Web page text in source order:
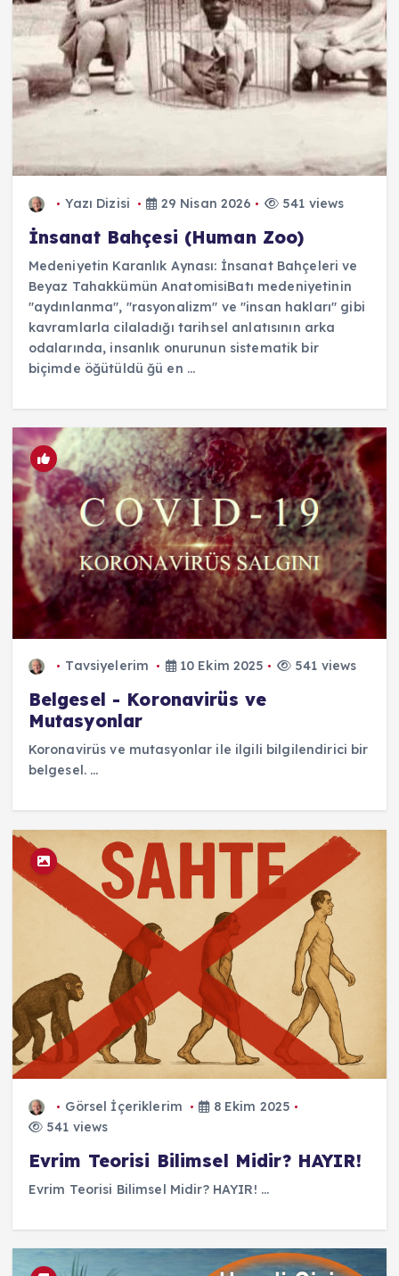
Yazı Dizisi 29 Nisan 2026 541 views
İnsanat Bahçesi (Human Zoo)
Medeniyetin Karanlık Aynası: İnsanat Bahçeleri ve
Beyaz Tahakkümün AnatomisiBatı medeniyetinin
"aydınlanma", "rasyonalizm" ve "insan hakları" gibi
kavramlarla cilaladığı tarihsel anlatısının arka
odalarında, insanlık onurunun sistematik bir
biçimde öğütüldü ğü en ...
Tavsiyelerim 10 Ekim 2025 541 views
Belgesel - Koronavirüs ve
Mutasyonlar
Koronavirüs ve mutasyonlar ile ilgili bilgilendirici bir
belgesel. ...
Görsel İçeriklerim
8 Ekim 2025
541 views
Evrim Teorisi Bilimsel Midir? HAYIR!
Evrim Teorisi Bilimsel Midir? HAYIR! ...